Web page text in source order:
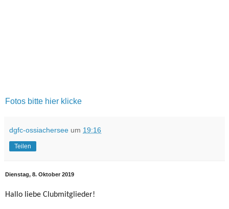
Fotos bitte hier klicke
dgfc-ossiachersee um 19:16
Teilen
Dienstag, 8. Oktober 2019
Hallo liebe Clubmitglieder!